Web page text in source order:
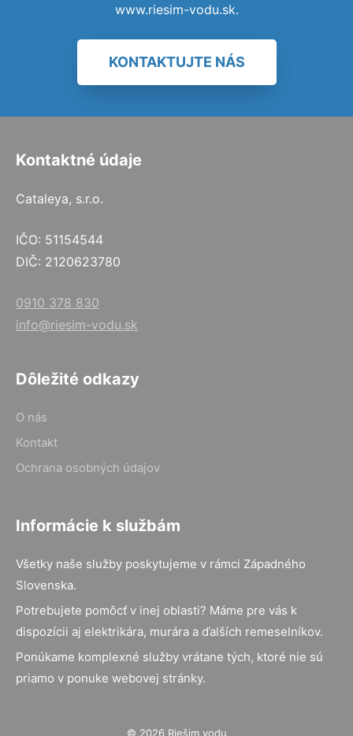
www.riesim-vodu.sk.
KONTAKTUJTE NÁS
Kontaktné údaje
Cataleya, s.r.o.
IČO: 51154544
DIČ: 2120623780
0910 378 830
info@riesim-vodu.sk
Dôležité odkazy
O nás
Kontakt
Ochrana osobných údajov
Informácie k službám
Všetky naše služby poskytujeme v rámci Západného
Slovenska.
Potrebujete pomôcť v inej oblasti? Máme pre vás k
dispozícii aj elektrikára, murára a ďalších remeselníkov.
Ponúkame komplexné služby vrátane tých, ktoré nie sú
priamo v ponuke webovej stránky.
© 2026 Riešim vodu